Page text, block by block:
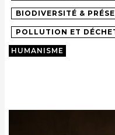
BIODIVERSITÉ &
POLLUTION ET
HUMANISME